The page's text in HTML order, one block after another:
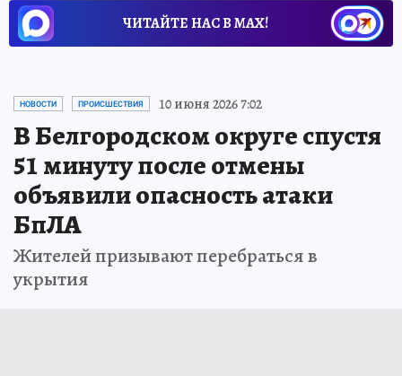
ЧИТАЙТЕ НАС В МАХ!
НОВОСТИ ПРОИСШЕСТВИЯ 10 июня 2026 7:02
В Белгородском округе спустя
51 минуту после отмены
объявили опасность атаки
БпЛА
Жителей призывают перебраться в
укрытия